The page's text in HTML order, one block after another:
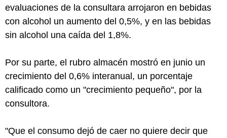
evaluaciones de la consultara arrojaron en bebidas
con alcohol un aumento del 0,5%, y en las bebidas
sin alcohol una caída del 1,8%.
Por su parte, el rubro almacén mostró en junio un
crecimiento del 0,6% interanual, un porcentaje
calificado como un "crecimiento pequeño", por la
consultora.
"Que el consumo dejó de caer no quiere decir que